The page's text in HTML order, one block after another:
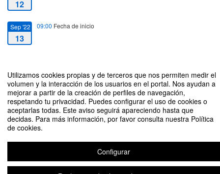
Utilizamos cookies propias y de terceros que nos permiten medir el
volumen y la interacción de los usuarios en el portal. Nos ayudan a
mejorar a partir de la creación de perfiles de navegación,
respetando tu privacidad. Puedes configurar el uso de cookies o
aceptarlas todas. Este aviso seguirá apareciendo hasta que
decidas. Para más información, por favor consulta nuestra Política
de cookies.
Configurar
12
Sep '22
13
09:00 Fecha de inicio
13
Jornadas de Bienvenida para alumnado de la Facultad de Ciencias
Aviso legal|Contacto
Plataforma de organización de eventos Symposium